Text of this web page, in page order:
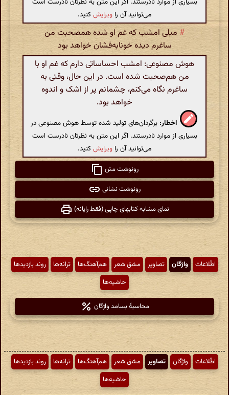
می‌توانید آن را ویرایشکنید.
# میلی امشب که غم او شده همصحبت من
ساغرم دیده خونابه‌فشان خواهد بود
هوش مصنوعی: امشب احساساتی دارم که غم او با
من هم‌صحبت شده است. در این حال، وقتی به
ساغرم نگاه می‌کنم، چشمانم پر از اشک و اندوه
خواهد بود.
اخطار: برگردان‌های تولید شده توسط هوش مصنوعی در
بسیاری از موارد نادرستند. اگر این متن به نظرتان نادرست است
می‌توانید آن را ویرایشکنید.
رونوشت متن
رونوشت نشانی
نمای مشابه کتابهای چاپی (فقط رایانه)
اطّلاعات واژگان تصاویر مشق شعر هم‌آهنگ‌ها ترانه‌ها
روند بازدیدها
حاشیه‌ها
محاسبهٔ بسامد واژگان
اطّلاعات واژگان تصاویر مشق شعر هم‌آهنگ‌ها ترانه‌ها
روند بازدیدها
حاشیه‌ها